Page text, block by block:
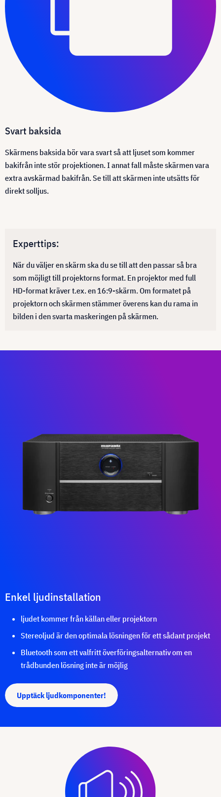
Svart baksida
Skärmens baksida bör vara svart så att ljuset som kommer
bakifrån inte stör projektionen. I annat fall måste skärmen vara
extra avskärmad bakifrån. Se till att skärmen inte utsätts för
direkt solljus.
Experttips:
När du väljer en skärm ska du se till att den passar så bra
som möjligt till projektorns format. En projektor med full
HD-format kräver t.ex. en 16:9-skärm. Om formatet på
projektorn och skärmen stämmer överens kan du rama in
bilden i den svarta maskeringen på skärmen.
Enkel ljudinstallation
ljudet kommer från källan eller projektorn
Stereoljud är den optimala lösningen för ett sådant projekt
Bluetooth som ett valfritt överföringsalternativ om en
trådbunden lösning inte är möjlig
Upptäck ljudkomponenter!